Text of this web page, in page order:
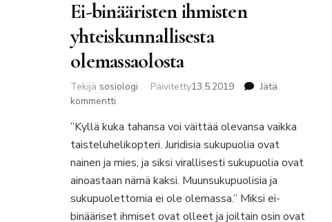
Ei-binääristen ihmisten
yhteiskunnallisesta
olemassaolosta
Tekijä sosiologi Päivitetty13.5.2019
Jätä
kommentti
näkyväksi
–
Ei-
binääristen
ihmisten
yhteiskunnallisesta
olemassaolosta
”Kyllä kuka tahansa voi väittää olevansa vaikka
taisteluhelikopteri. Juridisia sukupuolia ovat
nainen ja mies, ja siksi virallisesti sukupuolia ovat
ainoastaan nämä kaksi. Muunsukupuolisia ja
sukupuolettomia ei ole olemassa.” Miksi ei-
binääriset ihmiset ovat olleet ja joiltain osin ovat